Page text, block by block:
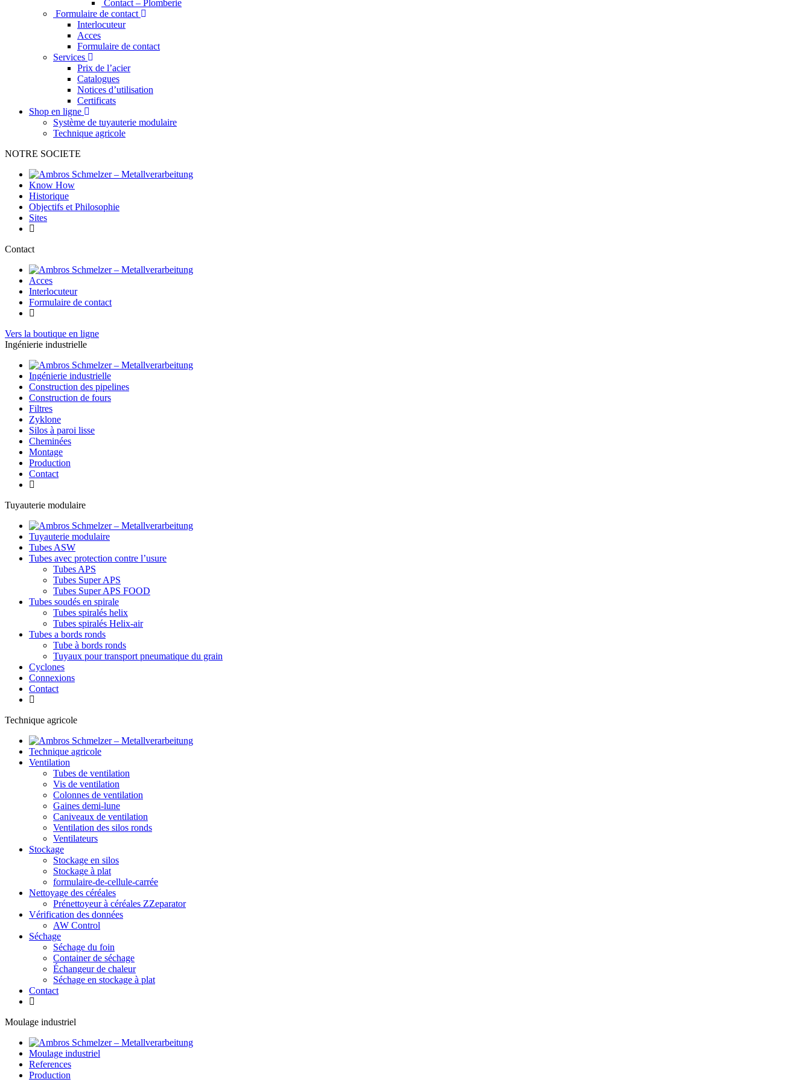
Contact – Plomberie
Formulaire de contact
Interlocuteur
Acces
Formulaire de contact
Services
Prix de l’acier
Catalogues
Notices d’utilisation
Certificats
Shop en ligne
Système de tuyauterie modulaire
Technique agricole
NOTRE SOCIETE
Know How
Historique
Objectifs et Philosophie
Sites
Contact
Acces
Interlocuteur
Formulaire de contact
Vers la boutique en ligne
Ingénierie industrielle
Ingénierie industrielle
Construction des pipelines
Construction de fours
Filtres
Zyklone
Silos à paroi lisse
Cheminées
Montage
Production
Contact
Tuyauterie modulaire
Tuyauterie modulaire
Tubes ASW
Tubes avec protection contre l’usure
Tubes APS
Tubes Super APS
Tubes Super APS FOOD
Tubes soudés en spirale
Tubes spiralés helix
Tubes spiralés Helix-air
Tubes a bords ronds
Tube à bords ronds
Tuyaux pour transport pneumatique du grain
Cyclones
Connexions
Contact
Technique agricole
Technique agricole
Ventilation
Tubes de ventilation
Vis de ventilation
Colonnes de ventilation
Gaines demi-lune
Caniveaux de ventilation
Ventilation des silos ronds
Ventilateurs
Stockage
Stockage en silos
Stockage à plat
formulaire-de-cellule-carrée
Nettoyage des céréales
Prénettoyeur à céréales ZZeparator
Vérification des données
AW Control
Séchage
Séchage du foin
Container de séchage
Échangeur de chaleur
Séchage en stockage à plat
Contact
Moulage industriel
Moulage industriel
References
Production